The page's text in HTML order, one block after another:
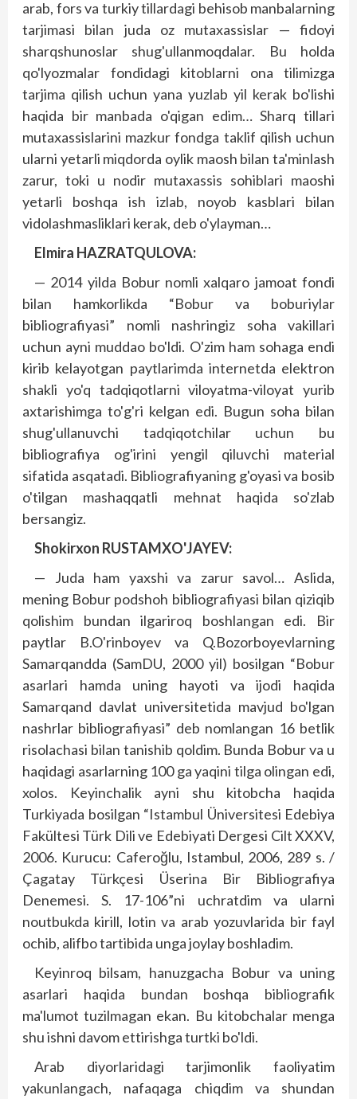
arab, fors va turkiy tillardagi behisob manbalarning
tarjimasi bilan juda oz mutaxassislar — fidoyi
sharqshunoslar shug'ullanmoqdalar. Bu holda
qo'lyozmalar fondidagi kitoblarni ona tilimizga
tarjima qilish uchun yana yuzlab yil kerak bo'lishi
haqida bir manbada o'qigan edim… Sharq tillari
mutaxassislarini mazkur fondga taklif qilish uchun
ularni yetarli miqdorda oylik maosh bilan ta'minlash
zarur, toki u nodir mutaxassis sohiblari maoshi
yetarli boshqa ish izlab, noyob kasblari bilan
vidolashmasliklari kerak, deb o'ylayman…
Elmira HAZRATQULOVA:
— 2014 yilda Bobur nomli xalqaro jamoat fondi
bilan hamkorlikda “Bobur va boburiylar
bibliografiyasi” nomli nashringiz soha vakillari
uchun ayni muddao bo'ldi. O'zim ham sohaga endi
kirib kelayotgan paytlarimda internetda elektron
shakli yo'q tadqiqotlarni viloyatma-viloyat yurib
axtarishimga to'g'ri kelgan edi. Bugun soha bilan
shug'ullanuvchi tadqiqotchilar uchun bu
bibliografiya og'irini yengil qiluvchi material
sifatida asqatadi. Bibliografiyaning g'oyasi va bosib
o'tilgan mashaqqatli mehnat haqida so'zlab
bersangiz.
Shokirxon RUSTAMXO'JAYEV:
— Juda ham yaxshi va zarur savol… Aslida,
mening Bobur podshoh bibliografiyasi bilan qiziqib
qolishim bundan ilgariroq boshlangan edi. Bir
paytlar B.O'rinboyev va Q.Bozorboyevlarning
Samarqandda (SamDU, 2000 yil) bosilgan “Bobur
asarlari hamda uning hayoti va ijodi haqida
Samarqand davlat universitetida mavjud bo'lgan
nashrlar bibliografiyasi” deb nomlangan 16 betlik
risolachasi bilan tanishib qoldim. Bunda Bobur va u
haqidagi asarlarning 100 ga yaqini tilga olingan edi,
xolos. Keyinchalik ayni shu kitobcha haqida
Turkiyada bosilgan “Istambul Üniversitesi Edebiya
Fakültesi Türk Dili ve Edebiyati Dergesi Cilt XXXV,
2006. Kurucu: Caferoğlu, Istambul, 2006, 289 s. /
Çagatay Türkçesi Üserina Bir Bibliografiya
Denemesi. S. 17-106”ni uchratdim va ularni
noutbukda kirill, lotin va arab yozuvlarida bir fayl
ochib, alifbo tartibida unga joylay boshladim.
Keyinroq bilsam, hanuzgacha Bobur va uning
asarlari haqida bundan boshqa bibliografik
ma'lumot tuzilmagan ekan. Bu kitobchalar menga
shu ishni davom ettirishga turtki bo'ldi.
Arab diyorlaridagi tarjimonlik faoliyatim
yakunlangach, nafaqaga chiqdim va shundan